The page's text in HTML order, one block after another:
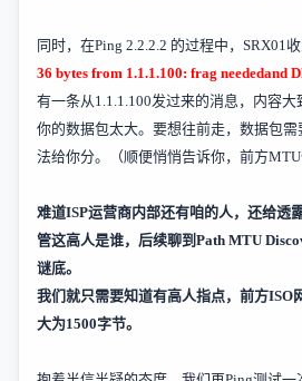
同时，在Ping 2.2.2.2 的过程中， SRX01
36 bytes from 1.1.1.100: frag neededand
有一条从1.1.1.100发过来的消息，内容大
你的数据包太大。要想往前走，数据包需
法给你分。（顺便悄悄告诉你，前方MTU
难道ISP运营商内部还有咱的人，还给透
管这高人是谁，后续聊到 Path MTU
谜底。
我们就只需要知道有高人指点，前方ISO
大为1500字节。